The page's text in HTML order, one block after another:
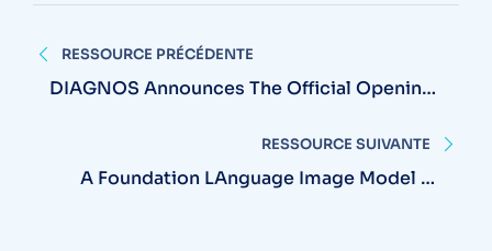
Navigation
de
RESSOURCE PRÉCÉDENTE
DIAGNOS Announces The Official Opening
RESSOURCE SUIVANTE
A Foundation LAnguage Image Model Of